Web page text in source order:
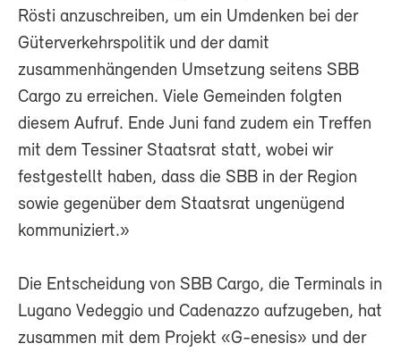
Rösti anzuschreiben, um ein Umdenken bei der
Güterverkehrspolitik und der damit
zusammenhängenden Umsetzung seitens SBB
Cargo zu erreichen. Viele Gemeinden folgten
diesem Aufruf. Ende Juni fand zudem ein Treffen
mit dem Tessiner Staatsrat statt, wobei wir
festgestellt haben, dass die SBB in der Region
sowie gegenüber dem Staatsrat ungenügend
kommuniziert.»
Die Entscheidung von SBB Cargo, die Terminals in
Lugano Vedeggio und Cadenazzo aufzugeben, hat
zusammen mit dem Projekt «G-enesis» und der